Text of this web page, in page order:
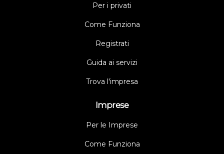
Per i privati
Come Funziona
Registrati
Guida ai servizi
Trova l'impresa
Imprese
Per le Imprese
Come Funziona